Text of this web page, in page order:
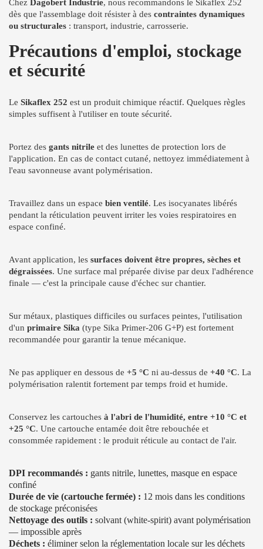
Chez Dagobert Industrie, nous recommandons le Sikaflex 252
dès que l'assemblage doit résister à des contraintes dynamiques
ou structurales : transport, industrie, carrosserie.
Précautions d'emploi, stockage
et sécurité
Le Sikaflex 252 est un produit chimique réactif. Quelques règles
simples suffisent à l'utiliser en toute sécurité.
Portez des gants nitrile et des lunettes de protection lors de
l'application. En cas de contact cutané, nettoyez immédiatement à
l'eau savonneuse avant polymérisation.
Travaillez dans un espace bien ventilé. Les isocyanates libérés
pendant la réticulation peuvent irriter les voies respiratoires en
espace confiné.
Avant application, les surfaces doivent être propres, sèches et
dégraissées. Une surface mal préparée divise par deux l'adhérence
finale — c'est la principale cause d'échec sur chantier.
Sur métaux, plastiques difficiles ou surfaces peintes, l'utilisation
d'un primaire Sika (type Sika Primer-206 G+P) est fortement
recommandée pour garantir la tenue mécanique.
Ne pas appliquer en dessous de +5 °C ni au-dessus de +40 °C. La
polymérisation ralentit fortement par temps froid et humide.
Conservez les cartouches à l'abri de l'humidité, entre +10 °C et
+25 °C. Une cartouche entamée doit être rebouchée et
consommée rapidement : le produit réticule au contact de l'air.
DPI recommandés : gants nitrile, lunettes, masque en espace
confiné
Durée de vie (cartouche fermée) : 12 mois dans les conditions
de stockage préconisées
Nettoyage des outils : solvant (white-spirit) avant polymérisation
— impossible après
Déchets : éliminer selon la réglementation locale sur les déchets